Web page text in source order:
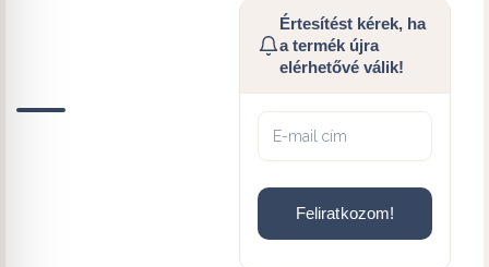
Értesítést kérek, ha
a termék újra
elérhetővé válik!
Feliratkozom!